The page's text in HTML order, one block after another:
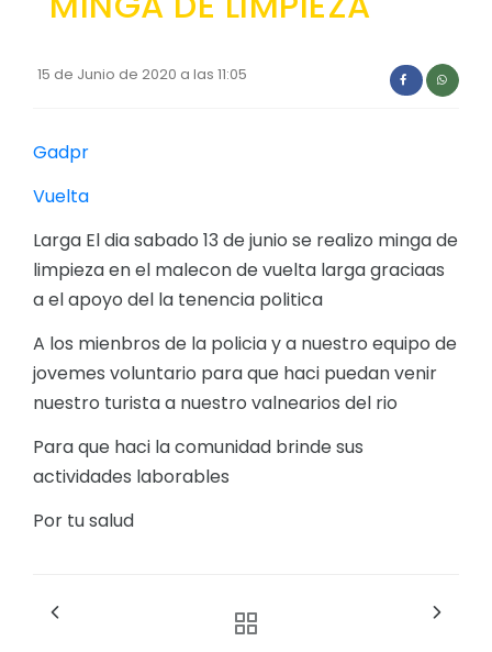
GESTIÓN ADMINISTRATIVA
Plan Anual Contratación - PAC
Plan Operativo Anual - POA
Convenios Institucionales
PRESUPUESTO: EJECUCIÓN Y REPORTES
Cédulas presupuestarias y balances
Procesos de contratación
Ejecución Presupuestaria
Obras y proyectos
15 de Junio de 2020 a las 11:05
Gadpr
Vuelta
Larga El dia sabado 13 de junio se realizo minga de
limpieza en el malecon de vuelta larga graciaas
a el apoyo del la tenencia politica
A los mienbros de la policia y a nuestro equipo de
jovemes voluntario para que haci puedan venir
nuestro turista a nuestro valnearios del rio
Para que haci la comunidad brinde sus
actividades laborables
Por tu salud